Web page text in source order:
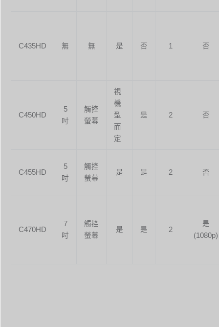
C435HD 無 無 是 否 1 否
C450HD
5
吋
觸控
螢幕
視
機
型
而
定
是 2 否
C455HD
5
吋
觸控
螢幕
是 是 2 否
C470HD
7
吋
觸控
螢幕
是 是 2
是
(1080p)